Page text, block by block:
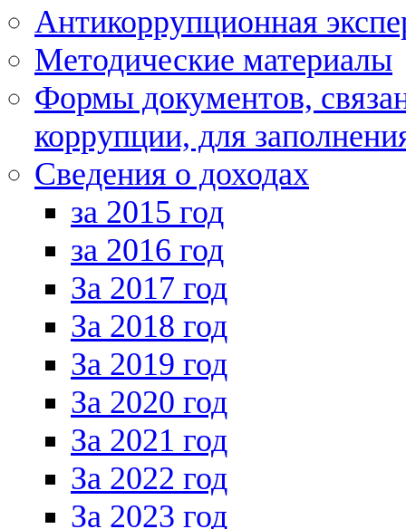
Антикоррупционная
Методические материалы
Формы документов,
коррупции, для
Сведения о доходах
за 2015 год
за 2016 год
За 2017 год
За 2018 год
За 2019 год
За 2020 год
За 2021 год
За 2022 год
За 2023 год